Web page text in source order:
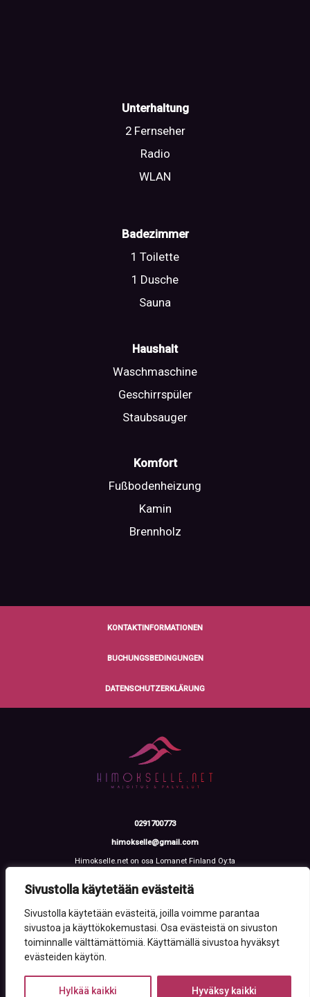
Sivustolla käytetään evästeitä
Sivustolla käytetään evästeitä, joilla voimme parantaa
sivustoa ja käyttökokemustasi. Osa evästeistä on sivuston
toiminnalle välttämättömiä. Käyttämällä sivustoa hyväksyt
evästeiden käytön.
Hylkää kaikki Hyväksy kaikki
Unterhaltung
2 Fernseher
Radio
WLAN
Badezimmer
1 Toilette
1 Dusche
Sauna
Haushalt
Waschmaschine
Geschirrspüler
Staubsauger
Komfort
Fußbodenheizung
Kamin
Brennholz
KONTAKTINFORMATIONEN
BUCHUNGSBEDINGUNGEN
DATENSCHUTZERKLÄRUNG
0291700773
himokselle@gmail.com
Himokselle.net on osa Lomanet Finland Oy:ta
Y-tunnus: 3612108-2